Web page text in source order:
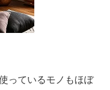
っているモノもほぼ